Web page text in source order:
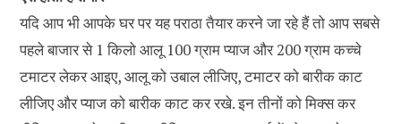
यदि आप भी आपके घर पर यह पराठा तैयार करने जा रहे हैं तो आप सबसे
पहले बाजार से 1 किलो आलू 100 ग्राम प्याज और 200 ग्राम कच्चे
टमाटर लेकर आइए, आलू को उबाल लीजिए, टमाटर को बारीक काट
लीजिए और प्याज को बारीक काट कर रखे. इन तीनों को मिक्स कर